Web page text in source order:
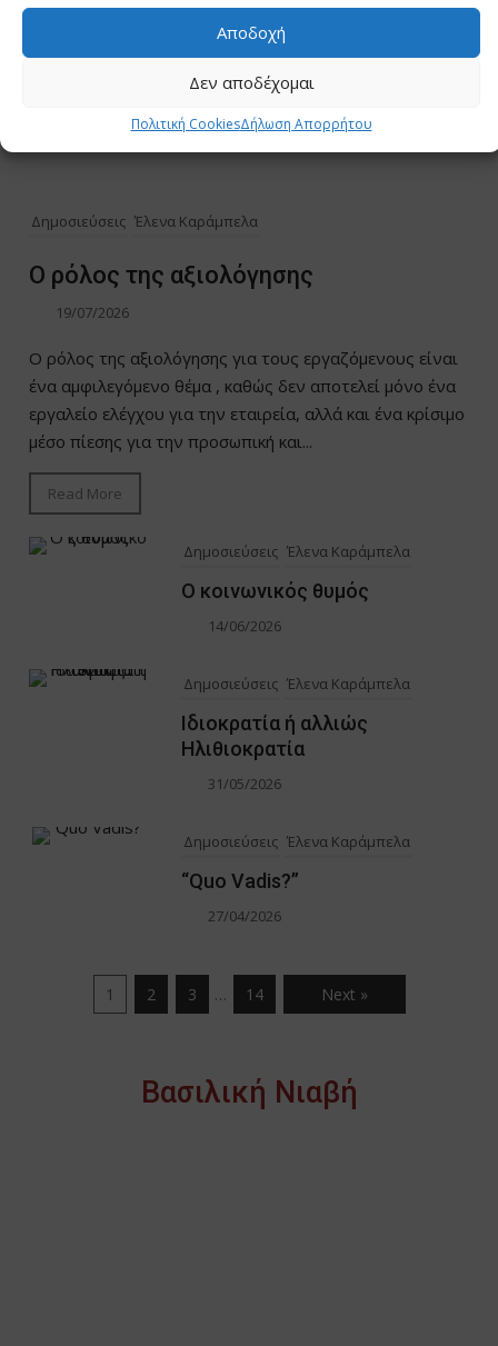
Αποδοχή
Δεν αποδέχομαι
Πολιτική CookiesΔήλωση Απορρήτου
Δημοσιεύσεις Έλενα Καράμπελα
Ο ρόλος της αξιολόγησης
19/07/2026
Ο ρόλος της αξιολόγησης για τους εργαζόμενους είναι
ένα αμφιλεγόμενο θέμα , καθώς δεν αποτελεί μόνο ένα
εργαλείο ελέγχου για την εταιρεία, αλλά και ένα κρίσιμο
μέσο πίεσης για την προσωπική και...
Read More
Δημοσιεύσεις Έλενα Καράμπελα
Ο κοινωνικός θυμός
14/06/2026
Δημοσιεύσεις Έλενα Καράμπελα
Ιδιοκρατία ή αλλιώς
Ηλιθιοκρατία
31/05/2026
Δημοσιεύσεις Έλενα Καράμπελα
“Quo Vadis?”
27/04/2026
1 2 3 … 14 Next »
Βασιλική Νιαβή